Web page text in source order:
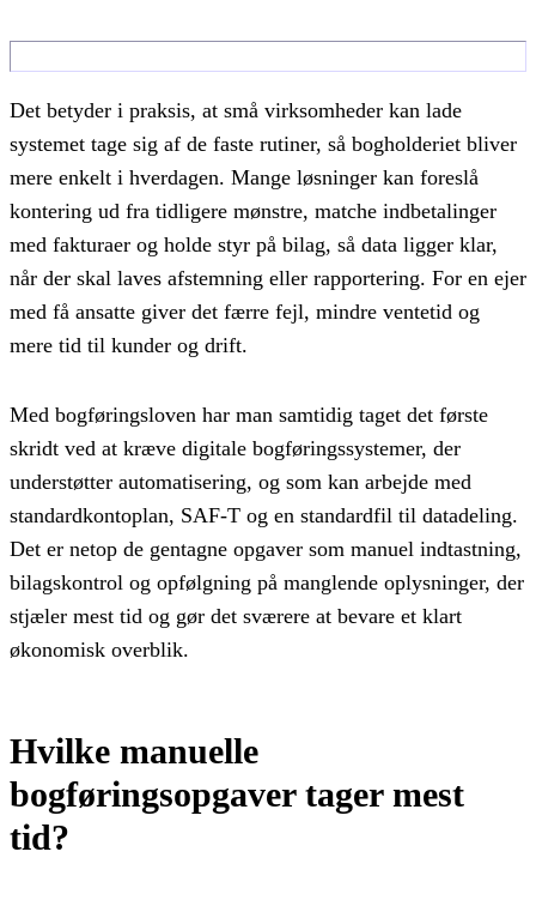
Det betyder i praksis, at små virksomheder kan lade
systemet tage sig af de faste rutiner, så bogholderiet bliver
mere enkelt i hverdagen. Mange løsninger kan foreslå
kontering ud fra tidligere mønstre, matche indbetalinger
med fakturaer og holde styr på bilag, så data ligger klar,
når der skal laves afstemning eller rapportering. For en ejer
med få ansatte giver det færre fejl, mindre ventetid og
mere tid til kunder og drift.
Med bogføringsloven har man samtidig taget det første
skridt ved at kræve digitale bogføringssystemer, der
understøtter automatisering, og som kan arbejde med
standardkontoplan, SAF-T og en standardfil til datadeling.
Det er netop de gentagne opgaver som manuel indtastning,
bilagskontrol og opfølgning på manglende oplysninger, der
stjæler mest tid og gør det sværere at bevare et klart
økonomisk overblik.
Hvilke manuelle
bogføringsopgaver tager mest
tid?